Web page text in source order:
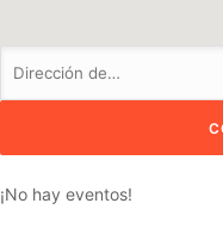
¡No hay eventos!